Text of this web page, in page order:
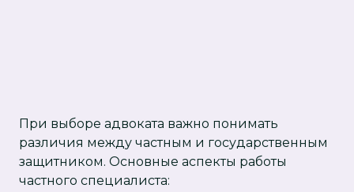
При выборе адвоката важно понимать
различия между частным и государственным
защитником. Основные аспекты работы
частного специалиста: